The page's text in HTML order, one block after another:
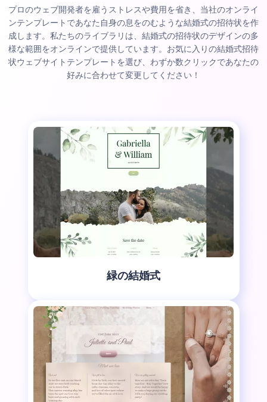
プロのウェブ開発者を雇うストレスや費用を省き、当社のオンライ
ンテンプレートであなた自身の息をのむような結婚式の招待状を作
成します。私たちのライブラリは、結婚式の招待状のデザインの多
様な範囲をオンラインで提供しています。お気に入りの結婚式招待
状ウェブサイトテンプレートを選び、わずか数クリックであなたの
好みに合わせて変更してください！
緑の結婚式